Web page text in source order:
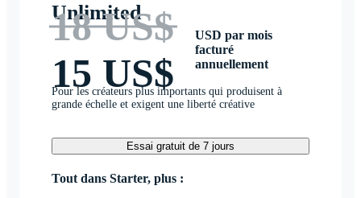
Unlimited
18 US$
15 US$
USD par mois
facturé
annuellement
Pour les créateurs plus importants qui produisent à
grande échelle et exigent une liberté créative
Essai gratuit de 7 jours
Tout dans Starter, plus :